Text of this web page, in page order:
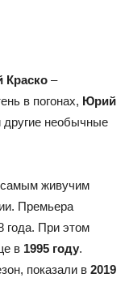
Краско –
в погонах, Юрий
другие необычные
живучим
Премьера
года. При этом
в 1995 году.
показали в 2019